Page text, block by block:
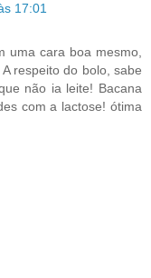
17:01
uma cara boa mesmo,
respeito do bolo, sabe
não ia leite! Bacana
com a lactose! ótima